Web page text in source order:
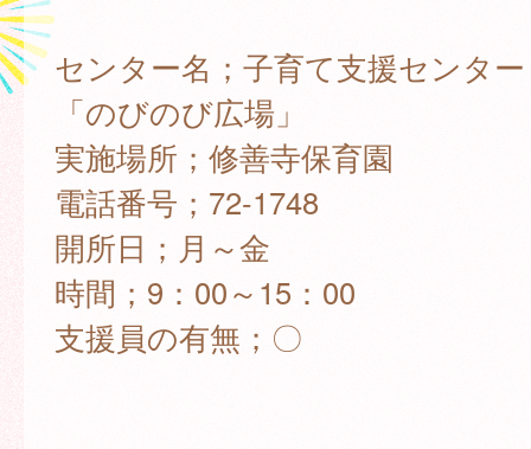
センター名；子育て支援センター
「のびのび広場」
実施場所；修善寺保育園
電話番号；72-1748
開所日；月～金
時間；9：00～15：00
支援員の有無；〇